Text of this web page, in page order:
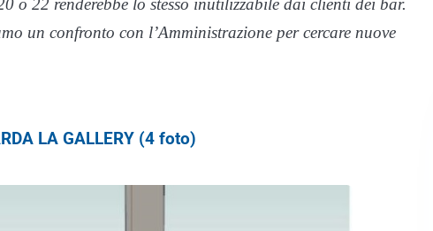
o 22 renderebbe lo stesso inutilizzabile dai clienti dei bar.
un confronto con l’Amministrazione per cercare nuove
LA GALLERY (4 foto)